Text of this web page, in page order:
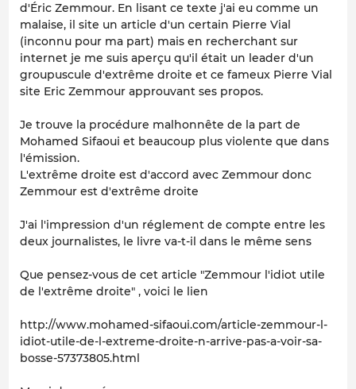
d'Éric Zemmour. En lisant ce texte j'ai eu comme un
malaise, il site un article d'un certain Pierre Vial
(inconnu pour ma part) mais en recherchant sur
internet je me suis aperçu qu'il était un leader d'un
groupuscule d'extrême droite et ce fameux Pierre Vial
site Eric Zemmour approuvant ses propos.
Je trouve la procédure malhonnête de la part de
Mohamed Sifaoui et beaucoup plus violente que dans
l'émission.
L'extrême droite est d'accord avec Zemmour donc
Zemmour est d'extrême droite
J'ai l'impression d'un réglement de compte entre les
deux journalistes, le livre va-t-il dans le même sens
Que pensez-vous de cet article "Zemmour l'idiot utile
de l'extrême droite" , voici le lien
http://www.mohamed-sifaoui.com/article-zemmour-l-
idiot-utile-de-l-extreme-droite-n-arrive-pas-a-voir-sa-
bosse-57373805.html